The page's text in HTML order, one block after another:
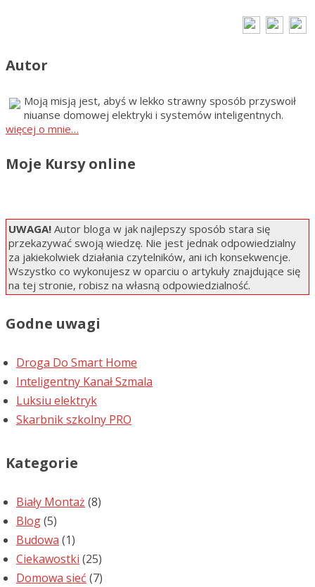
Autor
Moją misją jest, abyś w lekko strawny sposób przyswoił
niuanse domowej elektryki i systemów inteligentnych.
więcej o mnie…
Moje Kursy online
UWAGA! Autor bloga w jak najlepszy sposób stara się
przekazywać swoją wiedzę. Nie jest jednak odpowiedzialny
za jakiekolwiek działania czytelników, ani ich konsekwencje.
Wszystko co wykonujesz w oparciu o artykuły znajdujące się
na tej stronie, robisz na własną odpowiedzialność.
Godne uwagi
Droga Do Smart Home
Inteligentny Kanał Szmala
Luksiu elektryk
Skarbnik szkolny PRO
Kategorie
Biały Montaż (8)
Blog(5)
Budowa (1)
Ciekawostki (25)
Domowa sieć (7)